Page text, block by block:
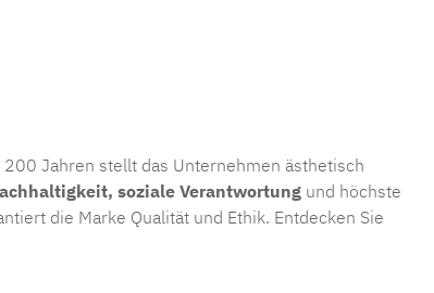
Jahren stellt das Unternehmen ästhetisch
soziale Verantwortung und höchste
die Marke Qualität und Ethik. Entdecken Sie